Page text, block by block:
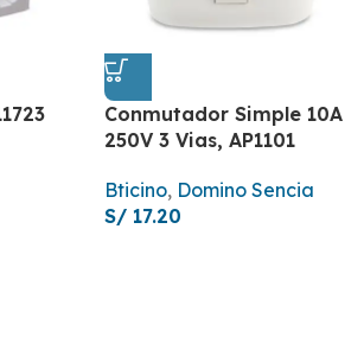
Conmutador Simple 10A
250V 3 Vias, AP1101
Bticino, Domino Sencia
S/ 17.20